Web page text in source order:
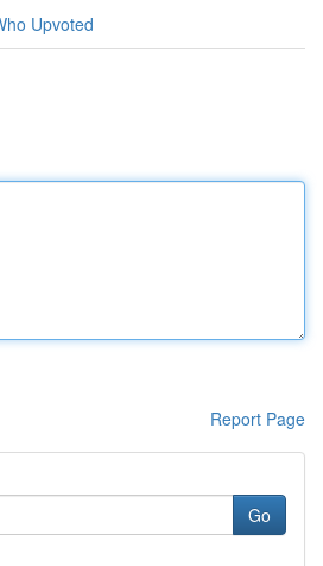
Upvoted
Report Page
Go